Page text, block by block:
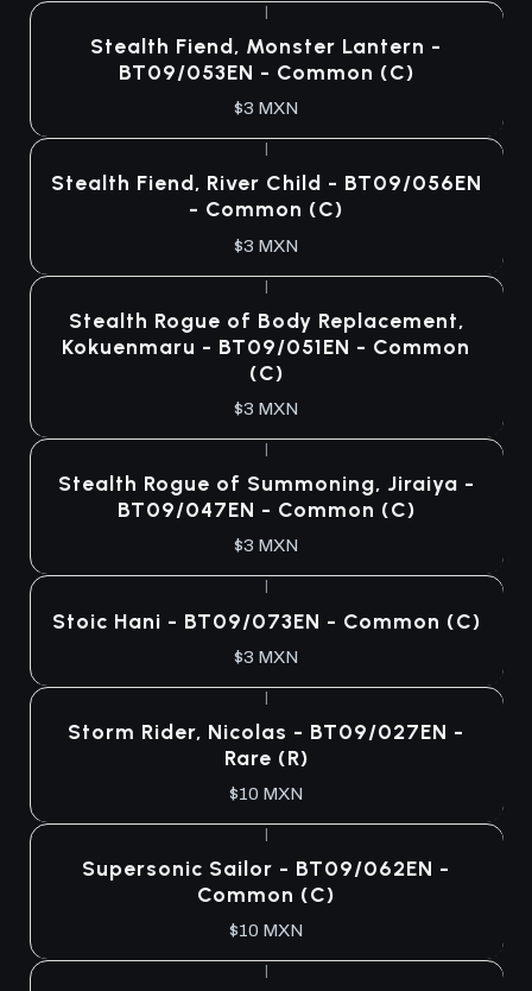
|
Stealth Fiend, Monster Lantern -
BT09/053EN - Common (C)
$3 MXN
Stealth Fiend, River Child - BT09/056EN
- Common (C)
$3 MXN
|
Stealth Rogue of Body Replacement,
Kokuenmaru - BT09/051EN - Common
(C)
$3 MXN
Stealth Rogue of Summoning, Jiraiya -
BT09/047EN - Common (C)
$3 MXN
Stoic Hani - BT09/073EN - Common (C)
$3 MXN
|
Storm Rider, Nicolas - BT09/027EN -
Rare (R)
$10 MXN
Supersonic Sailor - BT09/062EN -
Common (C)
$10 MXN